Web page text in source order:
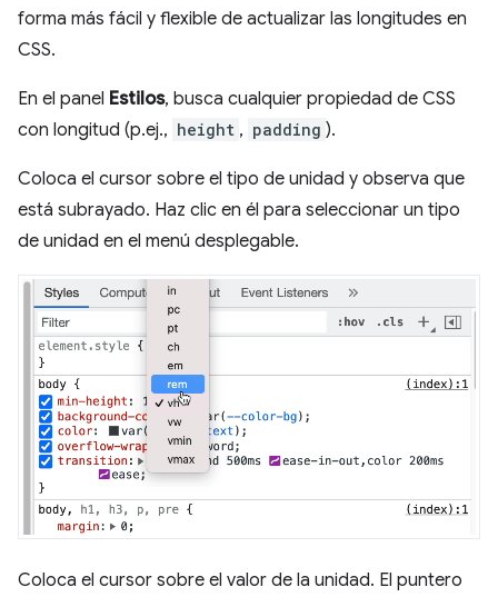
forma más fácil y flexible de actualizar las longitudes en
CSS.
En el panel Estilos, busca cualquier propiedad de CSS
con longitud (p.ej., height , padding ).
Coloca el cursor sobre el tipo de unidad y observa que
está subrayado. Haz clic en él para seleccionar un tipo
de unidad en el menú desplegable.
Coloca el cursor sobre el valor de la unidad. El puntero